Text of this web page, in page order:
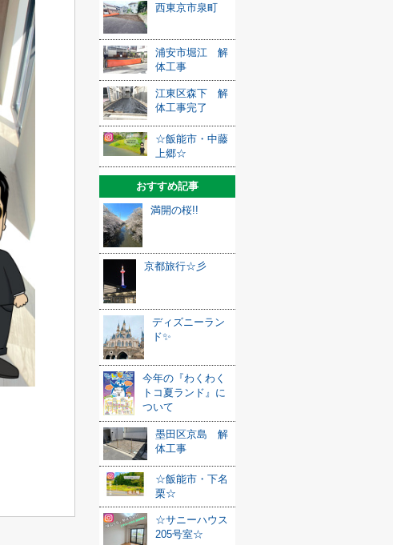
西東京市泉町
浦安市堀江 解
体工事
江東区森下 解
体工事完了
☆飯能市・中藤
上郷☆
おすすめ記事
満開の桜!!
京都旅行☆彡
ディズニーラン
ド✨
今年の『わくわく
トコ夏ランド』に
ついて
墨田区京島 解
体工事
☆飯能市・下名
栗☆
☆サニーハウス
205号室☆